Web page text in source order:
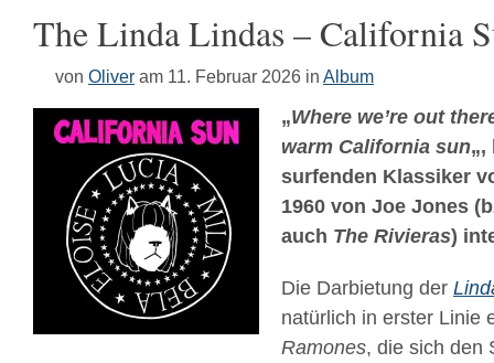
The Linda Lindas – California
von Oliver am 11. Februar 2026 in Album
„Where we’re out
warm California sun„,
surfenden Klassiker
1960 von Joe Jones
auch The Rivieras)
Die Darbietung der
natürlich in erster Linie
Ramones, die sich den